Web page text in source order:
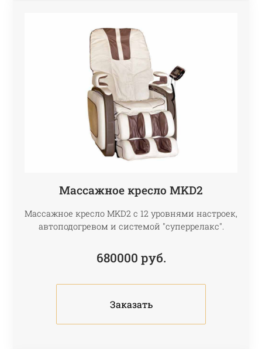
Массажное кресло МKD2
Массажное кресло МKD2 с 12 уровнями настроек,
автоподогревом и системой "суперрелакс".
680000 руб.
Заказать